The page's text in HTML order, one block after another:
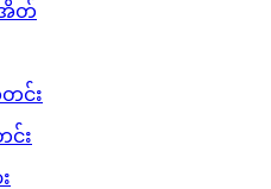
အိတ်
င်း
း